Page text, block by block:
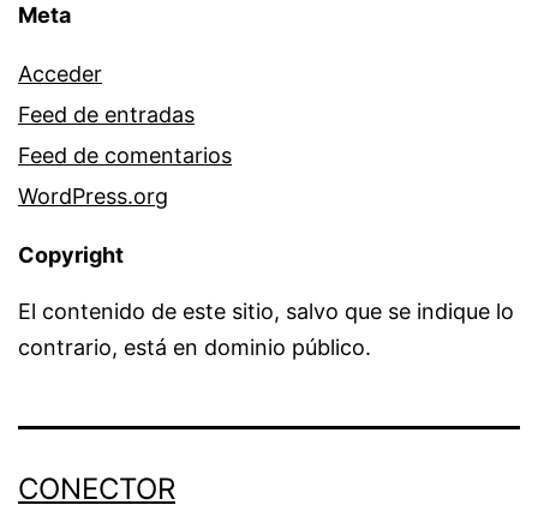
Meta
Acceder
Feed de entradas
Feed de comentarios
WordPress.org
Copyright
El contenido de este sitio, salvo que se indique lo
contrario, está en dominio público.
CONECTOR